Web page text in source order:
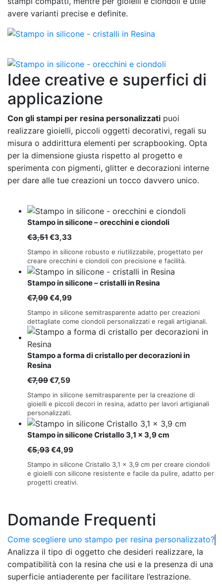
avere varianti precise e definite.
Idee creative e superfici di
applicazione
Con gli stampi per resina personalizzati puoi
realizzare gioielli, piccoli oggetti decorativi, regali su
misura o addirittura elementi per scrapbooking. Opta
per la dimensione giusta rispetto al progetto e
sperimenta con pigmenti, glitter e decorazioni interne
per dare alle tue creazioni un tocco davvero unico.
Stampo in silicone – orecchini e ciondoli
€3,51Il
prezzo
originale
era:
€3,51.
€3,33
prezzo
attuale
è:
€3,33.
Stampo in silicone robusto e riutilizzabile, progettato per
creare orecchini e ciondoli con precisione e facilità.
Stampo in silicone – cristalli in Resina
€7,99Il
prezzo
originale
era:
€7,99.
€4,99Il
prezzo
attuale
è:
Stampo in silicone semitrasparente adatto per creazioni
dettagliate come ciondoli personalizzati e regali artigianali.
Stampo a forma di cristallo per decorazioni in
Resina
€7,99Il
prezzo
originale
era:
€7,99.
€7,59Il
prezzo
attuale
è:
€7,59.
Stampo in silicone semitrasparente per la creazione di
gioielli e piccoli decori in resina, adatto per lavori artigianali
personalizzati.
Stampo in silicone Cristallo 3,1 x 3,9 cm
€5,93Il
prezzo
originale
era:
€4,99Il
prezzo
attuale
è:
Stampo in silicone Cristallo 3,1 x 3,9 cm per creare ciondoli
e gioielli con silicone resistente e facile da pulire, adatto per
progetti creativi.
Domande Frequenti
Come scegliere uno stampo per resina personalizzato?
Analizza il tipo di oggetto che desideri realizzare, la
compatibilità con la resina che usi e la presenza di una
superficie antiaderente per facilitare l’estrazione.